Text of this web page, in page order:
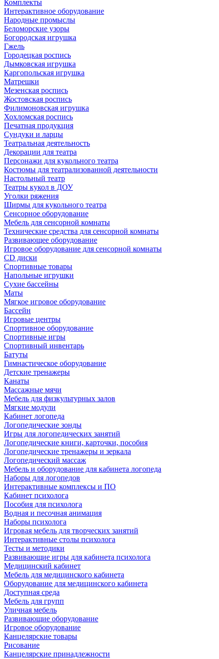
Комплекты
Интерактивное оборудование
Народные промыслы
Беломорские узоры
Богородская игрушка
Гжель
Городецкая роспись
Дымковская игрушка
Каргопольская игрушка
Матрешки
Мезенская роспись
Жостовская роспись
Филимоновская игрушка
Хохломская роспись
Печатная продукция
Сундуки и ларцы
Театральная деятельность
Декорации для театра
Персонажи для кукольного театра
Костюмы для театрализованной деятельности
Настольный театр
Театры кукол в ДОУ
Уголки ряжения
Ширмы для кукольного театра
Сенсорное оборудование
Мебель для сенсорной комнаты
Технические средства для сенсорной комнаты
Развивающее оборудование
Игровое оборудование для сенсорной комнаты
CD диски
Спортивные товары
Напольные игрушки
Сухие бассейны
Маты
Мягкое игровое оборудование
Бассейн
Игровые центры
Спортивное оборудование
Спортивные игры
Спортивный инвентарь
Батуты
Гимнастическое оборудование
Детские тренажеры
Канаты
Массажные мячи
Мебель для физкультурных залов
Мягкие модули
Кабинет логопеда
Логопедические зонды
Игры для логопедических занятий
Логопедические книги, карточки, пособия
Логопедические тренажеры и зеркала
Логопедический массаж
Мебель и оборудование для кабинета логопеда
Наборы для логопедов
Интерактивные комплексы и ПО
Кабинет психолога
Пособия для психолога
Водная и песочная анимация
Наборы психолога
Игровая мебель для творческих занятий
Интерактивные столы психолога
Тесты и методики
Развивающие игры для кабинета психолога
Медицинский кабинет
Мебель для медицинского кабинета
Оборудование для медицинского кабинета
Доступная среда
Мебель для групп
Уличная мебель
Развивающие оборудование
Игровое оборудование
Канцелярские товары
Рисование
Канцелярские принадлежности